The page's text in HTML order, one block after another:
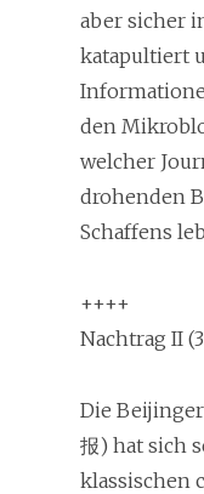
aber sicher
katapultiert
den
welcher
drohenden
Schaffens
++++
Nachtrag II
Die
报) hat sich
klassischen